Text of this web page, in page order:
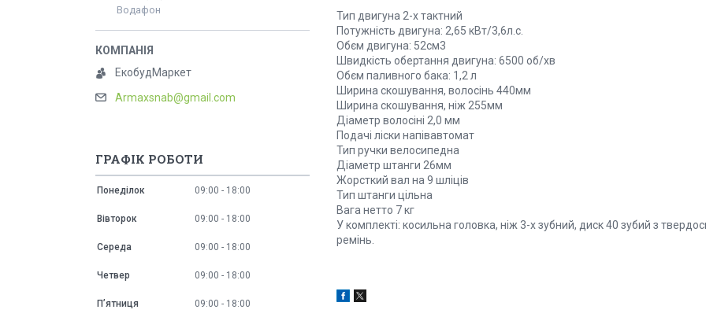
Тип двигуна 2-х тактний
Потужність двигуна: 2,65 кВт/3,6л.с.
Обєм двигуна: 52см3
Швидкість обертання двигуна: 6500 об/хв
Обєм паливного бака: 1,2 л
Ширина скошування, волосінь 440мм
Ширина скошування, ніж 255мм
Діаметр волосіні 2,0 мм
Подачі ліски напівавтомат
Тип ручки велосипедна
Діаметр штанги 26мм
Жорсткий вал на 9 шліців
Тип штанги цільна
Вага нетто 7 кг
У комплекті: косильна головка, ніж 3-х зубний, диск 40 зубий з
ремінь.
Водафон
ЕкобудМаркет
Armaxsnab@gmail.com
ГРАФІК РОБОТИ
Понеділок 09:00 18:00
Вівторок 09:00 18:00
Середа 09:00 18:00
Четвер 09:00 18:00
Пʼятниця 09:00 18:00